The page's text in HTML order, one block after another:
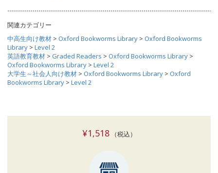
関連カテゴリー
中高生向け教材 > Oxford Bookworms Library > Oxford Bookworms
Library > Level 2
英語教育教材 > Graded Readers > Oxford Bookworms Library >
Oxford Bookworms Library > Level 2
大学生～社会人向け教材 > Oxford Bookworms Library > Oxford
Bookworms Library > Level 2
¥1,518（税込）